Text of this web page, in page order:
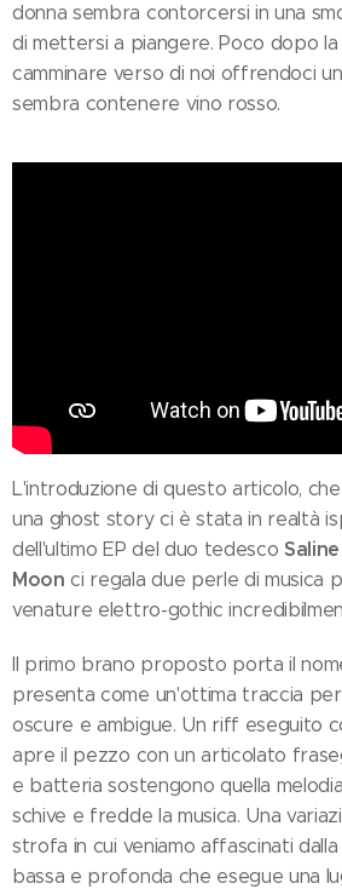
donna sembra contorcersi in una
di mettersi a piangere. Poco dopo la
camminare verso di noi offrendoci
sembra contenere vino rosso.
L'introduzione di questo articolo,
una ghost story ci è stata in realtà
dell'ultimo EP del duo tedesco
Moon ci regala due perle di musica
venature elettro-gothic
Il primo brano proposto porta il
presenta come un'ottima traccia
oscure e ambigue. Un riff eseguito
apre il pezzo con un articolato
e batteria sostengono quella
schive e fredde la musica. Una
strofa in cui veniamo affascinati
bassa e profonda che esegue una